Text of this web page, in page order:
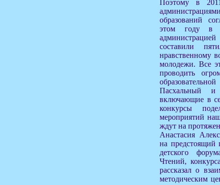
Поэтому в
образований
этом году в
составили
нравственному
молодежи. Все
проводить
Пасхальный и
включающие в
конкурсы
мероприятий
ждут на
Анастасия
на предстоящий
детского
Чтений,
рассказал о
методическим